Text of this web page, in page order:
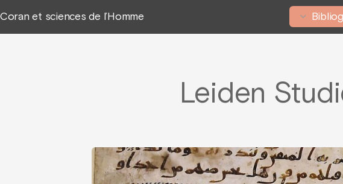
Coran et sciences de l’Homme
Leiden